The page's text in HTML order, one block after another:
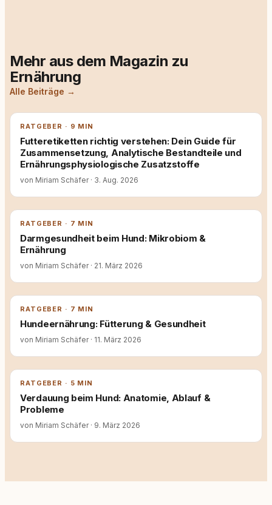
Mehr aus dem Magazin zu
Ernährung
Alle Beiträge →
RATGEBER · 9 MIN
Futteretiketten richtig verstehen: Dein Guide für
Zusammensetzung, Analytische Bestandteile und
Ernährungsphysiologische Zusatzstoffe
von Miriam Schäfer · 3. Aug. 2026
RATGEBER · 7 MIN
Darmgesundheit beim Hund: Mikrobiom &
Ernährung
von Miriam Schäfer · 21. März 2026
RATGEBER · 7 MIN
Hundeernährung: Fütterung & Gesundheit
von Miriam Schäfer · 11. März 2026
RATGEBER · 5 MIN
Verdauung beim Hund: Anatomie, Ablauf &
Probleme
von Miriam Schäfer · 9. März 2026